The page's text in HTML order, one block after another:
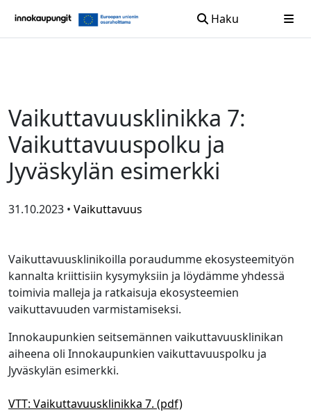
Haku
Vaikuttavuusklinikka 7:
Vaikuttavuuspolku ja
Jyväskylän esimerkki
31.10.2023 • Vaikuttavuus
Vaikuttavuusklinikoilla poraudumme ekosysteemityön
kannalta kriittisiin kysymyksiin ja löydämme yhdessä
toimivia malleja ja ratkaisuja ekosysteemien
vaikuttavuuden varmistamiseksi.
Innokaupunkien seitsemännen vaikuttavuusklinikan
aiheena oli Innokaupunkien vaikuttavuuspolku ja
Jyväskylän esimerkki.
VTT: Vaikuttavuusklinikka 7. (pdf)